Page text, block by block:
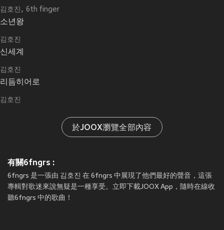
김호진 6th finger
소년왕
김호진
신세계
김호진
리듬히어로
김호진
於JOOX瀏覽全部內容
有關6fngrs :
6fngrs 是一張由 김호진 在 6fngrs 中展現了他們最好的聲音，這張
專輯對歌迷來說無疑是一種享受。立即下載JOOX App，隨時在線收
聽6fngrs 中的歌曲！